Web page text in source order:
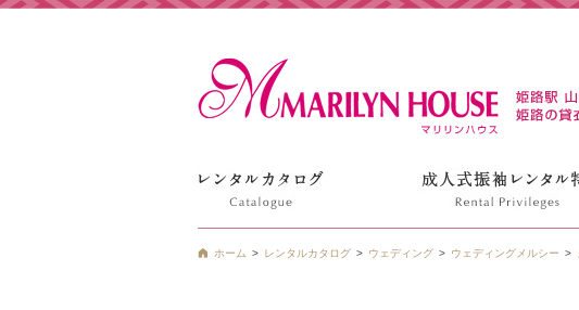
ホーム レンタルカタログ ウェディング ウェディング メルシー